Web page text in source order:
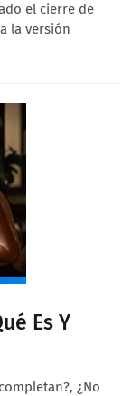
el cierre de
la versión
Es Y
¿No